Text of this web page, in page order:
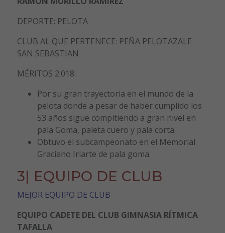
DEPORTE: PELOTA
CLUB AL QUE PERTENECE: PEÑA PELOTAZALE
SAN SEBASTIAN
MÉRITOS 2.018:
Por su gran trayectoria en el mundo de la
pelota donde a pesar de haber cumplido los
53 años sigue compitiendo a gran nivel en
pala Goma, paleta cuero y pala corta.
Obtuvo el subcampeonato en el Memorial
Graciano Iriarte de pala goma.
3| EQUIPO DE CLUB
MEJOR EQUIPO DE CLUB
EQUIPO CADETE DEL CLUB GIMNASIA RÍTMICA
TAFALLA